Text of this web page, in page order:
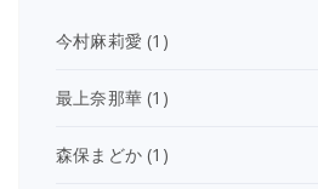
今村麻莉愛 (1)
最上奈那華 (1)
森保まどか (1)